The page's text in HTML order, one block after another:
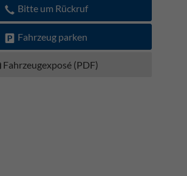
Bitte um Rückruf
Fahrzeug parken
Fahrzeugexposé (PDF)